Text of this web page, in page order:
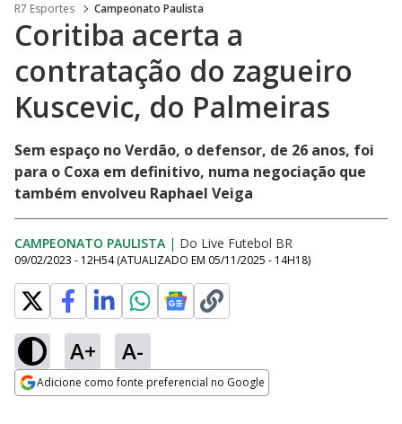
R7 Esportes Campeonato Paulista
Coritiba acerta a
contratação do zagueiro
Kuscevic, do Palmeiras
Sem espaço no Verdão, o defensor, de 26 anos, foi
para o Coxa em definitivo, numa negociação que
também envolveu Raphael Veiga
CAMPEONATO PAULISTA | Do Live Futebol BR
09/02/2023 - 12H54 (ATUALIZADO EM 05/11/2025 - 14H18)
A+ A-
Adicione como fonte preferencial no Google